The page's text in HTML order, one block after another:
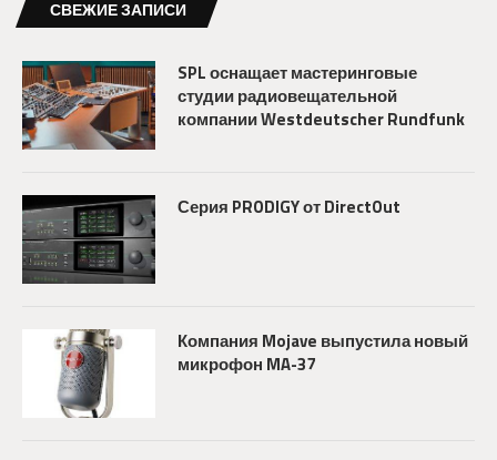
СВЕЖИЕ ЗАПИСИ
SPL оснащает мастеринговые
студии радиовещательной
компании Westdeutscher Rundfunk
Серия PRODIGY от DirectOut
Компания Mojave выпустила новый
микрофон MA-37